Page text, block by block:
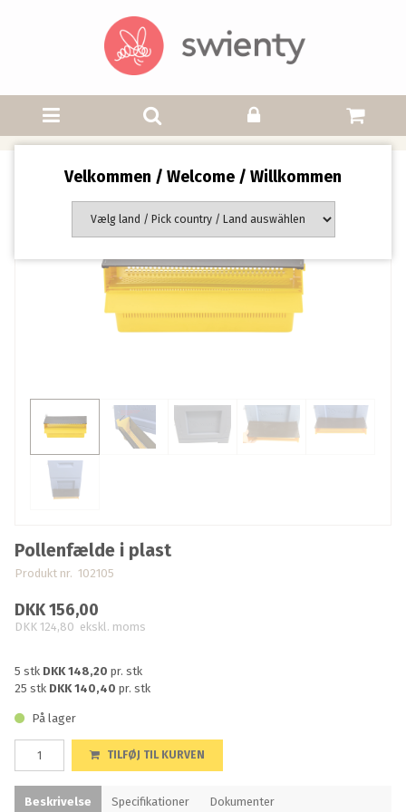
Velkommen / Welcome / Willkommen
Pollenfælde i plast
Produkt nr. 102105
DKK 156,00
DKK 124,80 ekskl. moms
5 stk DKK 148,20 pr. stk
25 stk DKK 140,40 pr. stk
På lager
TILFØJ TIL KURVEN
Beskrivelse Specifikationer Dokumenter